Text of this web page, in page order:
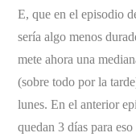
E, que en el episodio
sería algo menos
mete ahora una
(sobre todo por la
lunes. En el anterior
quedan 3 días para